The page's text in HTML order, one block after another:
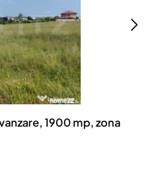
profesionale
1900 mp, zona